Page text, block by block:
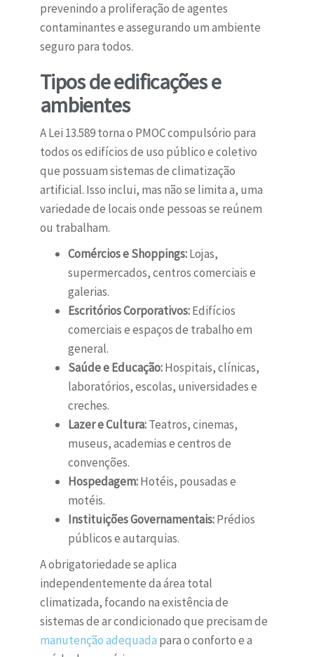
prevenindo a proliferação de agentes
contaminantes e assegurando um ambiente
seguro para todos.
Tipos de edificações e
ambientes
A Lei 13.589 torna o PMOC compulsório para
todos os edifícios de uso público e coletivo
que possuam sistemas de climatização
artificial. Isso inclui, mas não se limita a, uma
variedade de locais onde pessoas se reúnem
ou trabalham.
Comércios e Shoppings:Lojas,
supermercados, centros comerciais e
galerias.
Escritórios Corporativos:Edifícios
comerciais e espaços de trabalho em
general.
Saúde e Educação:Hospitais, clínicas,
laboratórios, escolas, universidades e
creches.
Lazer e Cultura:Teatros, cinemas,
museus, academias e centros de
convenções.
Hospedagem:Hotéis, pousadas e
motéis.
Instituições Governamentais:Prédios
públicos e autarquias.
A obrigatoriedade se aplica
independentemente da área total
climatizada, focando na existência de
sistemas de ar condicionado que precisam de
manutenção adequada para o conforto e a